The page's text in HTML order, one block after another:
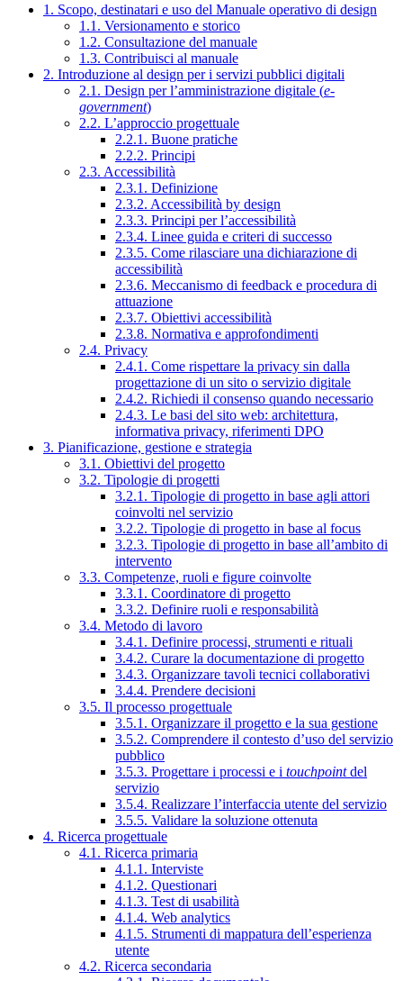
1. Scopo, destinatari e uso del Manuale operativo di design
1.1. Versionamento e storico
1.2. Consultazione del manuale
1.3. Contribuisci al manuale
2. Introduzione al design per i servizi pubblici digitali
2.1. Design per l’amministrazione digitale (e-
government)
2.2. L’approccio progettuale
2.2.1. Buone pratiche
2.2.2. Principi
2.3. Accessibilità
2.3.1. Definizione
2.3.2. Accessibilità by design
2.3.3. Principi per l’accessibilità
2.3.4. Linee guida e criteri di successo
2.3.5. Come rilasciare una dichiarazione di
accessibilità
2.3.6. Meccanismo di feedback e procedura di
attuazione
2.3.7. Obiettivi accessibilità
2.3.8. Normativa e approfondimenti
2.4. Privacy
2.4.1. Come rispettare la privacy sin dalla
progettazione di un sito o servizio digitale
2.4.2. Richiedi il consenso quando necessario
2.4.3. Le basi del sito web: architettura,
informativa privacy, riferimenti DPO
3. Pianificazione, gestione e strategia
3.1. Obiettivi del progetto
3.2. Tipologie di progetti
3.2.1. Tipologie di progetto in base agli attori
coinvolti nel servizio
3.2.2. Tipologie di progetto in base al focus
3.2.3. Tipologie di progetto in base all’ambito di
intervento
3.3. Competenze, ruoli e figure coinvolte
3.3.1. Coordinatore di progetto
3.3.2. Definire ruoli e responsabilità
3.4. Metodo di lavoro
3.4.1. Definire processi, strumenti e rituali
3.4.2. Curare la documentazione di progetto
3.4.3. Organizzare tavoli tecnici collaborativi
3.4.4. Prendere decisioni
3.5. Il processo progettuale
3.5.1. Organizzare il progetto e la sua gestione
3.5.2. Comprendere il contesto d’uso del servizio
pubblico
3.5.3. Progettare i processi e i touchpointdel
servizio
3.5.4. Realizzare l’interfaccia utente del servizio
3.5.5. Validare la soluzione ottenuta
4. Ricerca progettuale
4.1. Ricerca primaria
4.1.1. Interviste
4.1.2. Questionari
4.1.3. Test di usabilità
4.1.4. Web analytics
4.1.5. Strumenti di mappatura dell’esperienza
utente
4.2. Ricerca secondaria